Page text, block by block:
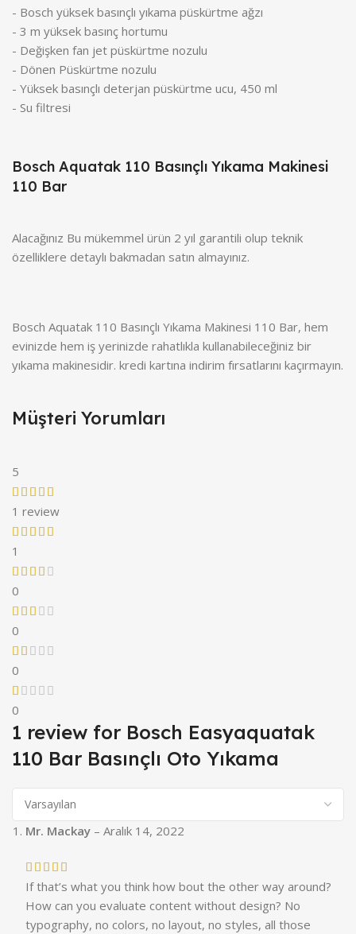
- Bosch yüksek basınçlı yıkama püskürtme ağzı
- 3 m yüksek basınç hortumu
- Değişken fan jet püskürtme nozulu
- Dönen Püskürtme nozulu
- Yüksek basınçlı deterjan püskürtme ucu, 450 ml
- Su filtresi
Bosch Aquatak 110 Basınçlı Yıkama Makinesi
110 Bar
Alacağınız Bu mükemmel ürün 2 yıl garantili olup teknik
özelliklere detaylı bakmadan satın almayınız.
Bosch Aquatak 110 Basınçlı Yıkama Makinesi 110 Bar, hem
evinizde hem iş yerinizde rahatlıkla kullanabileceğiniz bir
yıkama makinesidir. kredi kartına indirim fırsatlarını kaçırmayın.
Müşteri Yorumları
5
1 review
1
0
0
0
0
1 review for Bosch Easyaquatak
110 Bar Basınçlı Oto Yıkama
Mr. Mackay – Aralık 14, 2022
If that’s what you think how bout the other way around?
How can you evaluate content without design? No
typography, no colors, no layout, no styles, all those